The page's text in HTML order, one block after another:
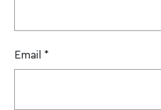
Email *